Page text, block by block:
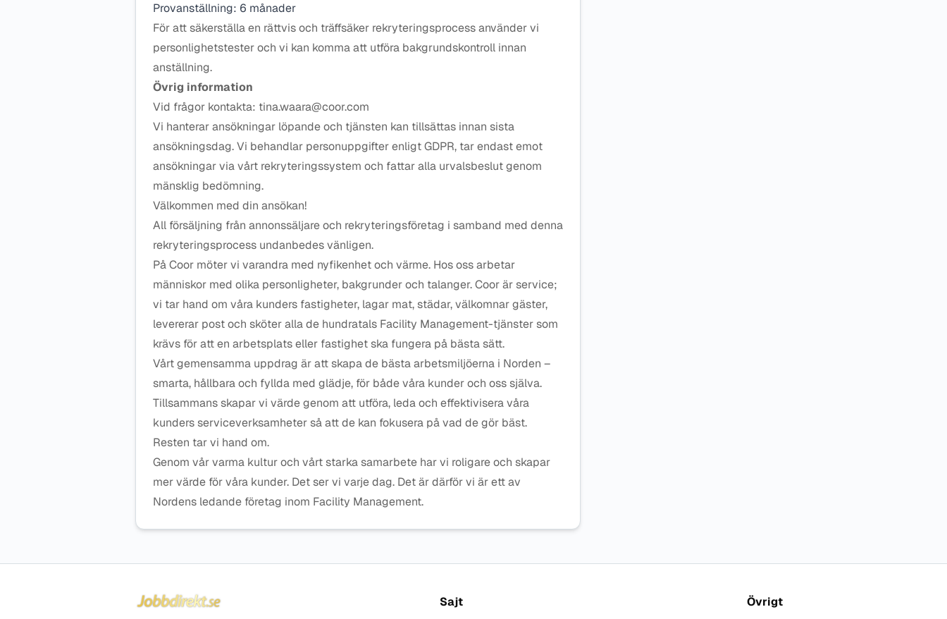
Provanställning: 6 månader
För att säkerställa en rättvis och träffsäker rekryteringsprocess använder vi
personlighetstester och vi kan komma att utföra bakgrundskontroll innan
anställning.
Övrig information
Vid frågor kontakta: tina.waara@coor.com
Vi hanterar ansökningar löpande och tjänsten kan tillsättas innan sista
ansökningsdag. Vi behandlar personuppgifter enligt GDPR, tar endast emot
ansökningar via vårt rekryteringssystem och fattar alla urvalsbeslut genom
mänsklig bedömning.
Välkommen med din ansökan!
All försäljning från annonssäljare och rekryteringsföretag i samband med denna
rekryteringsprocess undanbedes vänligen.
På Coor möter vi varandra med nyfikenhet och värme. Hos oss arbetar
människor med olika personligheter, bakgrunder och talanger. Coor är service;
vi tar hand om våra kunders fastigheter, lagar mat, städar, välkomnar gäster,
levererar post och sköter alla de hundratals Facility Management-tjänster som
krävs för att en arbetsplats eller fastighet ska fungera på bästa sätt.
Vårt gemensamma uppdrag är att skapa de bästa arbetsmiljöerna i Norden –
smarta, hållbara och fyllda med glädje, för både våra kunder och oss själva.
Tillsammans skapar vi värde genom att utföra, leda och effektivisera våra
kunders serviceverksamheter så att de kan fokusera på vad de gör bäst.
Resten tar vi hand om.
Genom vår varma kultur och vårt starka samarbete har vi roligare och skapar
mer värde för våra kunder. Det ser vi varje dag. Det är därför vi är ett av
Nordens ledande företag inom Facility Management.
Sajt Övrigt